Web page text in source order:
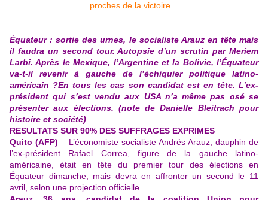
Équateur : sortie des urnes, le socialiste Arauz en tête mais
il faudra un second tour. Autopsie d’un scrutin par Meriem
Larbi. Après le Mexique, l’Argentine et la Bolivie, l’Équateur
va-t-il revenir à gauche de l’échiquier politique latino-
américain ?En tous les cas son candidat est en tête. L’ex-
président qui s’est vendu aux USA n’a même pas osé se
présenter aux élections. (note de Danielle Bleitrach pour
histoire et société)
RESULTATS SUR 90% DES SUFFRAGES EXPRIMES
Quito (AFP) – L’économiste socialiste Andrés Arauz, dauphin de
l’ex-président Rafael Correa, figure de la gauche latino-
américaine, était en tête du premier tour des élections en
Équateur dimanche, mais devra en affronter un second le 11
avril, selon une projection officielle.